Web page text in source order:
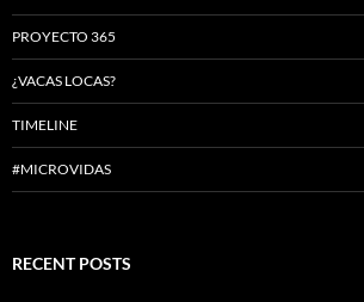
PROYECTO 365
¿VACAS LOCAS?
TIMELINE
#MICROVIDAS
RECENT POSTS